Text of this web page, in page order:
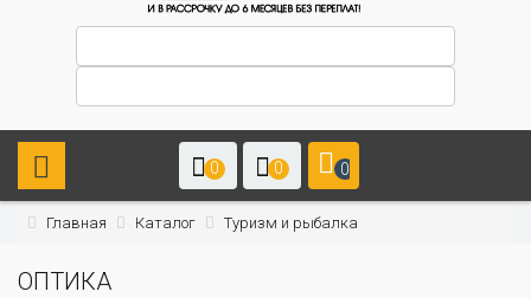
0 0 0
Главная Каталог Туризм и рыбалка
ОПТИКА